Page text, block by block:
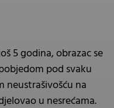
5 godina, obrazac se
pod svaku
neustrašivošću na
u nesrećama.